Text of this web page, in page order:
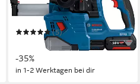
Akku-Bohrhammer »GBH
18V-22« mit SDS plus
(5)
375,15 € UVP580,72 €
-35%
in 1-2 Werktagen bei dir